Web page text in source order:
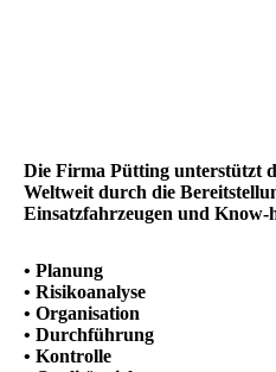
Die Firma Pütting unterstützt
Weltweit durch die
Einsatzfahrzeugen und Know-
• Planung
• Risikoanalyse
• Organisation
• Durchführung
• Kontrolle